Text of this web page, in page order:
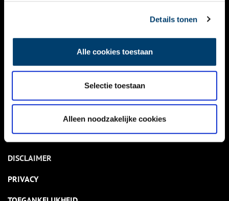
Details tonen
Alle cookies toestaan
Selectie toestaan
Alleen noodzakelijke cookies
ACTIVITEITEN
NIEUWSBRIEF
DISCLAIMER
PRIVACY